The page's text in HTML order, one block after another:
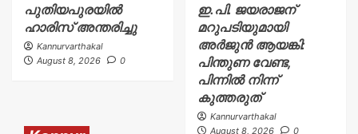
പുതിയപുരയിൽ
ഹാരിസ് അന്തരിച്ചു
Kannurvarthakal
August 8, 2026
0
ഇ.പി. ജയരാജന്
മറുപടിയുമായി
അർജുൻ ആയങ്കി:
പിന്തുണ വേണ്ട,
പിന്നിൽ നിന്ന്
കുത്തരുത്
Kannurvarthakal
August 8, 2026
0